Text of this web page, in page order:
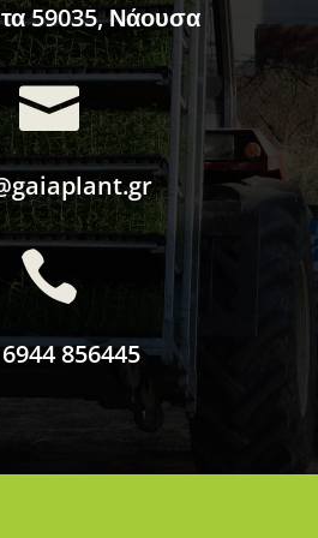
59035, Νάουσα


856445